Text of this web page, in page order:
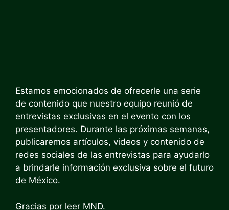
Estamos emocionados de ofrecerle una serie
de contenido que nuestro equipo reunió de
entrevistas exclusivas en el evento con los
presentadores. Durante las próximas semanas,
publicaremos artículos, videos y contenido de
redes sociales de las entrevistas para ayudarlo
a brindarle información exclusiva sobre el futuro
de México.
Gracias por leer MND.